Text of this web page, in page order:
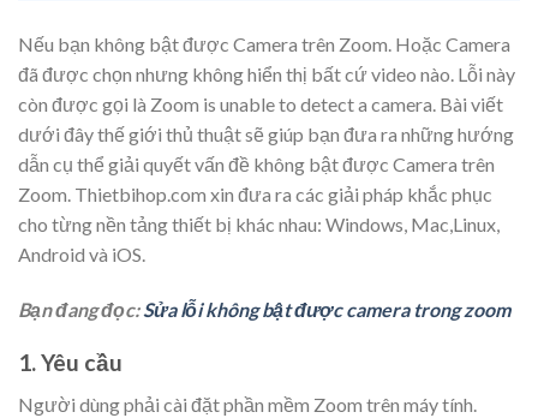
Nếu bạn không bật được Camera trên Zoom. Hoặc Camera
đã được chọn nhưng không hiển thị bất cứ video nào. Lỗi này
còn được gọi là Zoom is unable to detect a camera. Bài viết
dưới đây thế giới thủ thuật sẽ giúp bạn đưa ra những hướng
dẫn cụ thể giải quyết vấn đề không bật được Camera trên
Zoom. Thietbihop.com xin đưa ra các giải pháp khắc phục
cho từng nền tảng thiết bị khác nhau: Windows, Mac,Linux,
Android và iOS.
Bạn đang đọc:Sửa lỗi không bật được camera trong zoom
1. Yêu cầu
Người dùng phải cài đặt phần mềm Zoom trên máy tính.